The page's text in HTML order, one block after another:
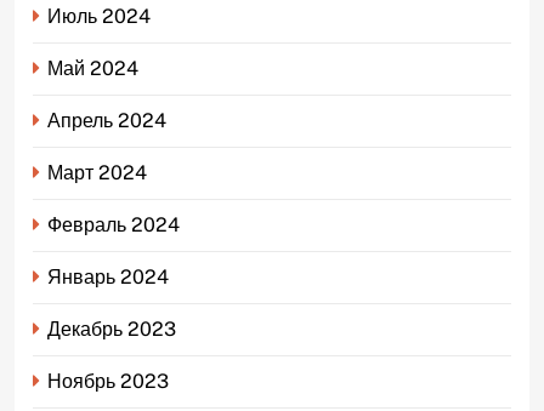
Июль 2024
Май 2024
Апрель 2024
Март 2024
Февраль 2024
Январь 2024
Декабрь 2023
Ноябрь 2023